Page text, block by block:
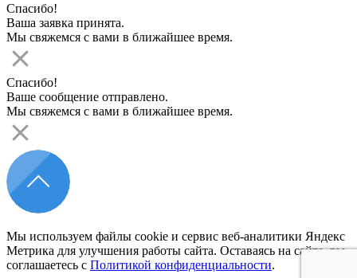
Спасибо!
Ваша заявка принята.
Мы свяжемся с вами в ближайшее время.
Спасибо!
Ваше сообщение отправлено.
Мы свяжемся с вами в ближайшее время.
Мы используем файлы cookie и сервис веб-аналитики Яндекс
Метрика для улучшения работы сайта. Оставаясь на сайте, вы
соглашаетесь с Политикой конфиденциальности.